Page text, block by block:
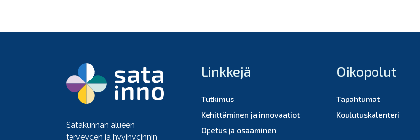
Satakunnan alueen
terveyden ja hyvinvoinnin
Linkkejä
Tutkimus
Kehittäminen ja innovaatiot
Opetus ja osaaminen
Oikopolut
Tapahtumat
Koulutuskalenteri